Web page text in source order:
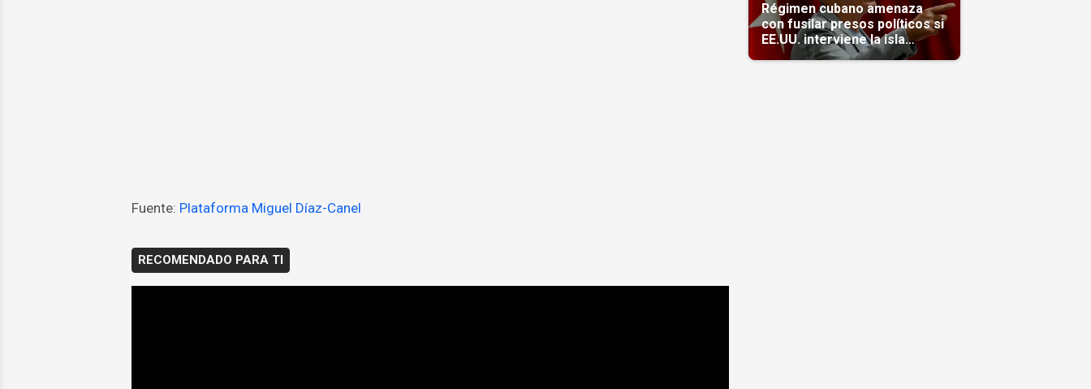
Fuente: Plataforma Miguel Díaz-Canel
RECOMENDADO PARA TI
Régimen cubano amenaza
con fusilar presos políticos si
EE.UU. interviene la isla
(Video)